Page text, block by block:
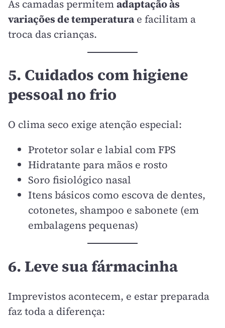
As camadas permitemadaptação às
variações de temperaturae facilitam a
troca das crianças.
5. Cuidados com higiene
pessoal no frio
O clima seco exige atenção especial:
Protetor solar e labial com FPS
Hidratante para mãos e rosto
Soro fisiológico nasal
Itens básicos como escova de dentes,
cotonetes, shampoo e sabonete (em
embalagens pequenas)
6. Leve sua fármacinha
Imprevistos acontecem, e estar preparada
faz toda a diferença: